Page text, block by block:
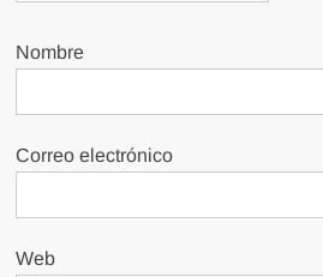
Nombre
Correo electrónico
Web